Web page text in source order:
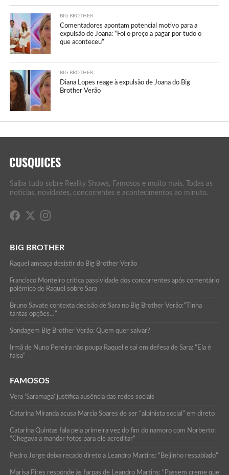
BIG BROTHER
Comentadores apontam potencial motivo para a
expulsão de Joana: “Foi o preço a pagar por tudo o
que aconteceu”
BIG BROTHER
Diana Lopes reage à expulsão de Joana do Big
Brother Verão
Saiba tudo sobre Reality Shows, Famosos e muito mais. Todas as
notícias, novidades, concorrentes e acontecimentos ao minuto.
BIG BROTHER
Raquel ameaça desistir do Big Brother Verão
Francisco Monteiro critica passividade dos concorrentes após comentário
polémico de Raquel sobre Sara
Bruno Savate contexta decisão de Sara no Big Brother Verão:”Tinha
tantas opções…”
Sondagem Big Brother Verão: Quem quer salvar?
Irmã de Nuno Pereira não poupa Raquel e sai em defesa de Sara: “Ela é
falsa”
FAMOSOS
Vera ‘Saramaga’ justifica ausência das redes sociais
Catarina Miranda acusa Marcia Soares de ser “alpinista social” em direto
Catarina Quintas fala pela primeira vez do fim do namoro com Norberto:
“Chegava a mandar fotos para ele acreditar”
Pedro Jorge deixa recado direto a Leandro Martins: “Beijinho ressabiado”
Marisa Pires responde às farpas de Leandro Martins: “Passem creme que